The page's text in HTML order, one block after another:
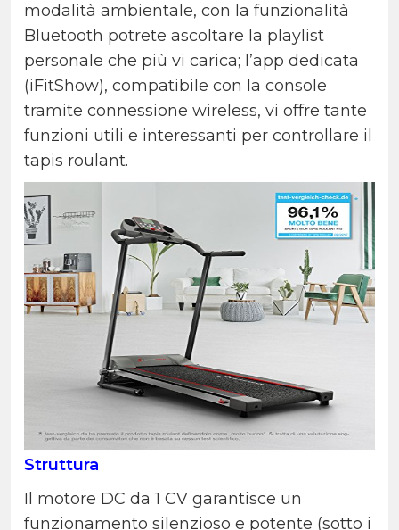
modalità ambientale, con la funzionalità
Bluetooth potrete ascoltare la playlist
personale che più vi carica; l’app dedicata
(iFitShow), compatibile con la console
tramite connessione wireless, vi offre tante
funzioni utili e interessanti per controllare il
tapis roulant.
Struttura
Il motore DC da 1 CV garantisce un
funzionamento silenzioso e potente (sotto i